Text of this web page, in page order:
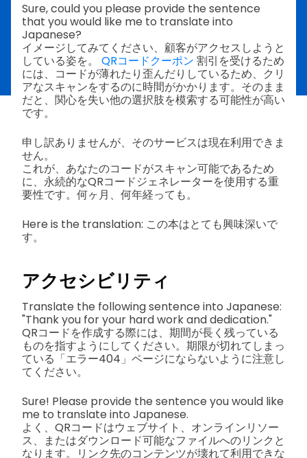
Sure, could you please provide the sentence
that you would like me to translate into
Japanese?
イメージしてみてください、顧客がアクセスしようと
している姿を。 QRコードクーポン 割引を受けるため
には、コードが薄れたり歪んだりしているため、クリ
アなスキャンをするのに時間がかかります。そのまま
だと、関心を失い他の選択肢を模索する可能性が高い
です。
申し訳ありませんが、そのサービスは現在利用できま
せん。
これが、あなたのコードがスキャン可能であるため
に、永続的なQRコードジェネレーターを使用する重
要性です。何ヶ月、何年経っても。
Here is the translation: この本はとても興味深いで
す。
アクセシビリティ
Translate the following sentence into Japanese:
"Thank you for your hard work and dedication."
QRコードを作成する際には、期間が長く残っている
ものを指すようにしてください。期限が切れてしまっ
ている「エラー404」ページにならないように注意し
てください。
Sure! Please provide the sentence you would like
me to translate into Japanese.
よく、QRコードはウェブサイト、オンラインリソー
ス、またはダウンロード可能なファイルへのリンクと
なります。リンク先のコンテンツが壊れて利用できな